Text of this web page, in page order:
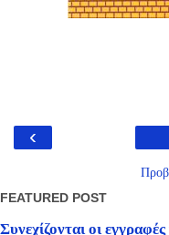
‹
FEATURED POST
Συνεχίζονται οι